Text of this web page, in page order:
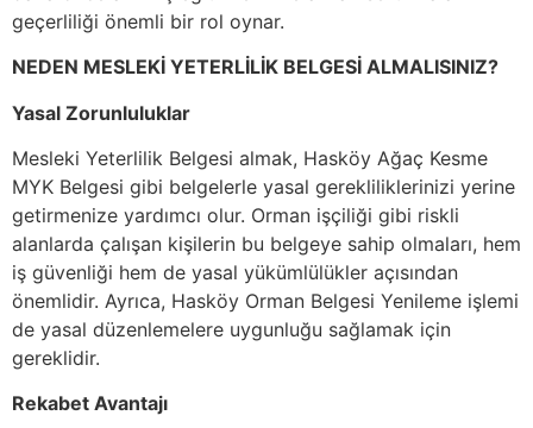
geçerliliği önemli bir rol oynar.
NEDEN MESLEKİ YETERLİLİK BELGESİ ALMALISINIZ?
Yasal Zorunluluklar
Mesleki Yeterlilik Belgesi almak, Hasköy Ağaç Kesme
MYK Belgesi gibi belgelerle yasal gerekliliklerinizi yerine
getirmenize yardımcı olur. Orman işçiliği gibi riskli
alanlarda çalışan kişilerin bu belgeye sahip olmaları, hem
iş güvenliği hem de yasal yükümlülükler açısından
önemlidir. Ayrıca, Hasköy Orman Belgesi Yenileme işlemi
de yasal düzenlemelere uygunluğu sağlamak için
gereklidir.
Rekabet Avantajı